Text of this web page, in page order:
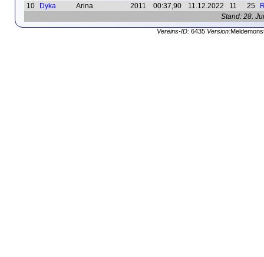
Stand: 28.
10
Dyka Arina 2011 00:37,90 11.12.2022 11 25
Vereins-ID: 6435 Version: